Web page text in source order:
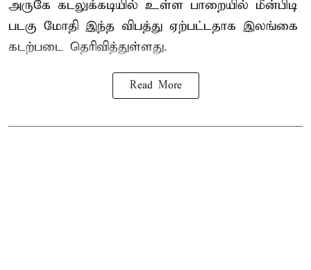
அருகே கடலுக்கடியில் உள்ள பாறையில் மீன்பிடி
படகு மோதி இந்த விபத்து ஏற்பட்டதாக இலங்கை
கடற்படை தெரிவித்துள்ளது.
Read More